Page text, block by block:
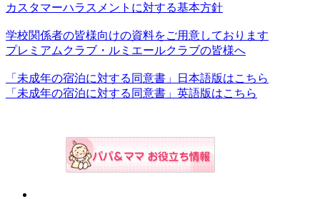
カスタマーハラスメントに対する基本方針
学校関係者の皆様向けの資料をご用意しております
プレミアムクラブ・ルミエールクラブの皆様へ
「未成年の宿泊に対する同意書」日本語版はこちら
「未成年の宿泊に対する同意書」英語版はこちら